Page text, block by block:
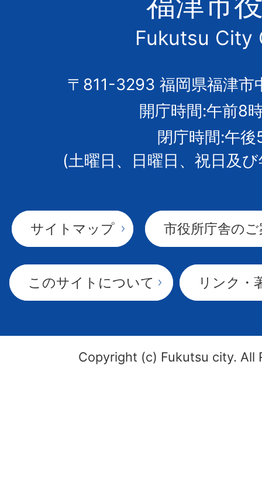
市
の
市
章
Fukutsu City
〒811-3293 福岡県福津市
開庁時間:午前8
閉庁時間:午後
(土曜日、日曜日、祝日及
サイトマップ 市役所庁舎の
このサイトについて リンク・
Copyright (c) Fukutsu city. All